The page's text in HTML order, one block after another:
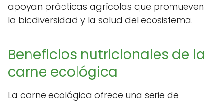
apoyan prácticas agrícolas que promueven
la biodiversidad y la salud del ecosistema.
Beneficios nutricionales de la
carne ecológica
La carne ecológica ofrece una serie de